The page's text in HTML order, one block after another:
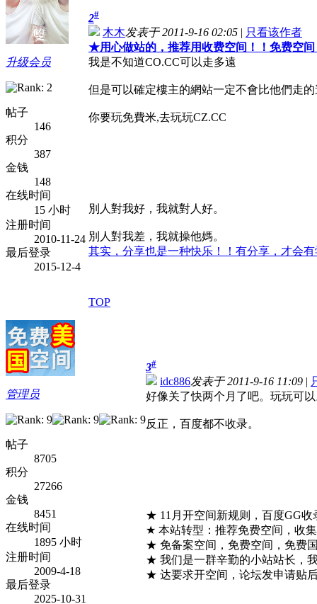
升级会员
帖子
146
积分
387
金钱
148
在线时间
15 小时
注册时间
2010-11-24
最后登录
2015-12-4
2#
木木发表于 2011-9-16 02:05 | 只看该作者
★用心做站的，推荐用收费空间！！免费空
我是不知道CO.CC可以走多遠
但是可以確定樓主的網站一定不會比他們走的
你要玩免費米,去玩玩CZ.CC
別人對我好，我就對人好。
別人對我差，我就操他媽。
其实，分享也是一种快乐！！有分享，才会
TOP
管理员
帖子
8705
积分
27266
金钱
8451
在线时间
1895 小时
注册时间
2009-4-18
最后登录
2025-10-31
3#
idc886发表于 2011-9-16 11:09 |
好像关了快两个月了吧。玩玩可
反正，百度都不收录。
★ 11月开空间新规则，百度GG收
★ 本站转型：推荐免费空间，收
★ 免备案空间，免费空间，免费
★ 我们是一群辛勤的小站站长，
★ 达要求开空间，论坛发申请贴